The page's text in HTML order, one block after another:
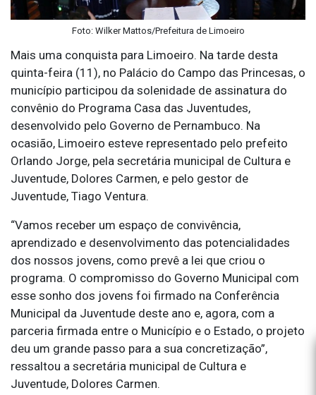
Foto: Wilker Mattos/Prefeitura de Limoeiro
Mais uma conquista para Limoeiro. Na tarde desta
quinta-feira (11), no Palácio do Campo das Princesas, o
município participou da solenidade de assinatura do
convênio do Programa Casa das Juventudes,
desenvolvido pelo Governo de Pernambuco. Na
ocasião, Limoeiro esteve representado pelo prefeito
Orlando Jorge, pela secretária municipal de Cultura e
Juventude, Dolores Carmen, e pelo gestor de
Juventude, Tiago Ventura.
“Vamos receber um espaço de convivência,
aprendizado e desenvolvimento das potencialidades
dos nossos jovens, como prevê a lei que criou o
programa. O compromisso do Governo Municipal com
esse sonho dos jovens foi firmado na Conferência
Municipal da Juventude deste ano e, agora, com a
parceria firmada entre o Município e o Estado, o projeto
deu um grande passo para a sua concretização”,
ressaltou a secretária municipal de Cultura e
Juventude, Dolores Carmen.